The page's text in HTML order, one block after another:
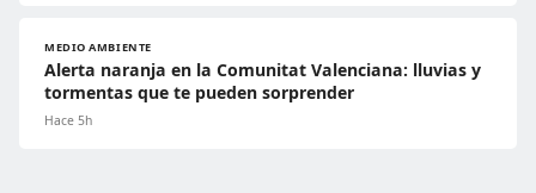
MEDIO AMBIENTE
Alerta naranja en la Comunitat Valenciana: lluvias y
tormentas que te pueden sorprender
Hace 5h